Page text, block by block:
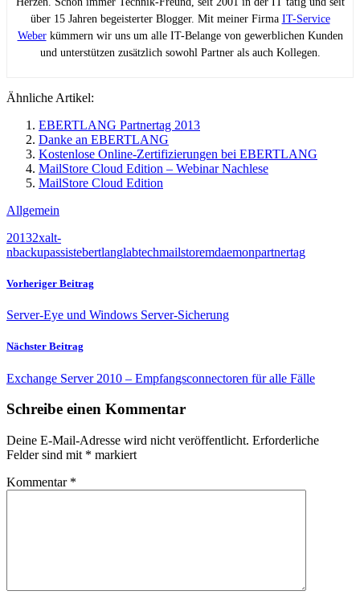
über 15 Jahren begeisterter Blogger. Mit meiner Firma IT-Service
Weberkümmern wir uns um alle IT-Belange von gewerblichen Kunden
und unterstützen zusätzlich sowohl Partner als auch Kollegen.
Ähnliche Artikel:
EBERTLANG Partnertag 2013
Danke an EBERTLANG
Kostenlose Online-Zertifizierungen bei EBERTLANG
MailStore Cloud Edition – Webinar Nachlese
MailStore Cloud Edition
Allgemein
20132xalt-
nbackupassistebertlanglabtechmailstoremdaemonpartnertag
Vorheriger Beitrag
Server-Eye und Windows Server-Sicherung
Nächster Beitrag
Exchange Server 2010 – Empfangsconnectoren für alle Fälle
Schreibe einen Kommentar
Deine E-Mail-Adresse wird nicht veröffentlicht. Erforderliche
Felder sind mit * markiert
Kommentar *